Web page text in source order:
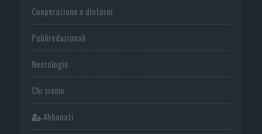
Cooperazione e dintorni
Publiredazionali
Necrologie
Chi siamo
Abbonati